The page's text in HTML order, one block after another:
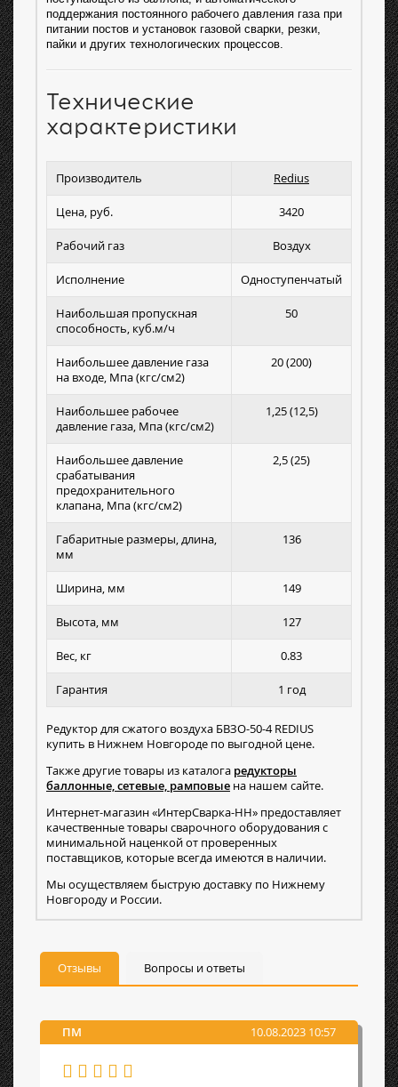
поддержания постоянного рабочего давления газа при
питании постов и установок газовой сварки, резки,
пайки и других технологических процессов.
Технические
характеристики
Производитель Redius
Цена, руб. 3420
Рабочий газ Воздух
Исполнение Одноступенчатый
Наибольшая пропускная
способность, куб.м/ч
50
Наибольшее давление газа
на входе, Мпа (кгс/см2)
20 (200)
Наибольшее рабочее
давление газа, Мпа (кгс/см2)
1,25 (12,5)
Наибольшее давление
срабатывания
предохранительного
клапана, Мпа (кгс/см2)
2,5 (25)
Габаритные размеры, длина,
мм
136
Ширина, мм 149
Высота, мм 127
Вес, кг 0.83
Гарантия 1 год
Редуктор для сжатого воздуха БВЗО-50-4 REDIUS
купить в Нижнем Новгороде по выгодной цене.
Также другие товары из каталога редукторы
баллонные, сетевые, рамповые на нашем сайте.
Интернет-магазин «ИнтерСварка-НН» предоставляет
качественные товары сварочного оборудования с
минимальной наценкой от проверенных
поставщиков, которые всегда имеются в наличии.
Мы осуществляем быструю доставку по Нижнему
Новгороду и России.
Отзывы Вопросы и ответы
ПМ 10.08.2023 10:57